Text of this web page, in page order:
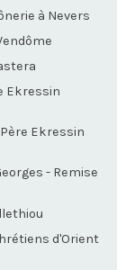
à Nevers
Ekressin
Ekressin
- Remise
d'Orient